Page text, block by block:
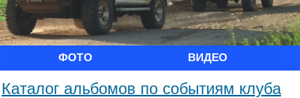
ФОТО ВИДЕО
Каталог альбомов по событиям клуба